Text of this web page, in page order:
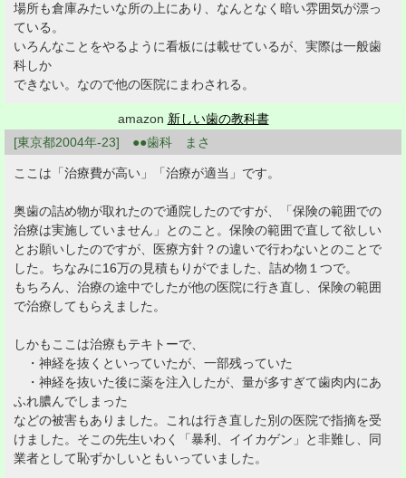
場所も倉庫みたいな所の上にあり、なんとなく暗い雰囲気が漂っ
ている。
いろんなことをやるように看板には載せているが、実際は一般歯
科しか
できない。なので他の医院にまわされる。
amazon 新しい歯の教科書
[東京都2004年-23] ●●歯科 まさ
ここは「治療費が高い」「治療が適当」です。
奥歯の詰め物が取れたので通院したのですが、「保険の範囲での
治療は実施していません」とのこと。保険の範囲で直して欲しい
とお願いしたのですが、医療方針？の違いで行わないとのことで
した。ちなみに16万の見積もりがでました、詰め物１つで。
もちろん、治療の途中でしたが他の医院に行き直し、保険の範囲
で治療してもらえました。
しかもここは治療もテキトーで、
・神経を抜くといっていたが、一部残っていた
・神経を抜いた後に薬を注入したが、量が多すぎて歯肉内にあ
ふれ膿んでしまった
などの被害もありました。これは行き直した別の医院で指摘を受
けました。そこの先生いわく「暴利、イイカゲン」と非難し、同
業者として恥ずかしいともいっていました。